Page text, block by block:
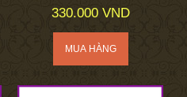
330.000 VND